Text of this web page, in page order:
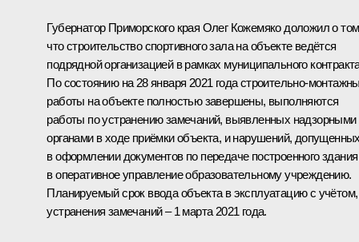
Губернатор Приморского края Олег Кожемяко доложил о
что строительство спортивного зала на объекте ведётся
подрядной организацией в рамках муниципального
По состоянию на 28 января 2021 года строительно-
работы на объекте полностью завершены, выполняются
работы по устранению замечаний, выявленных надзорными
органами в ходе приёмки объекта, и нарушений,
в оформлении документов по передаче построенного здания
в оперативное управление образовательному учреждению.
Планируемый срок ввода объекта в эксплуатацию с учётом,
устранения замечаний – 1 марта 2021 года.